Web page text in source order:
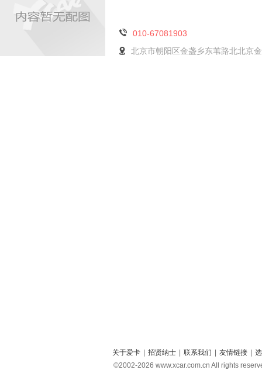
010-67081903
北京市朝阳区金盏乡东苇路北北京
关于爱卡 招贤纳士 联系我们 友情链接
©2002-2026 www.xcar.com.cn All rights